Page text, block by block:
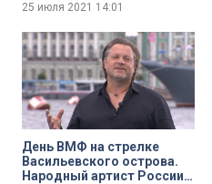
25 июля 2021 14:01
День ВМФ на стрелке
Васильевского острова.
Народный артист России